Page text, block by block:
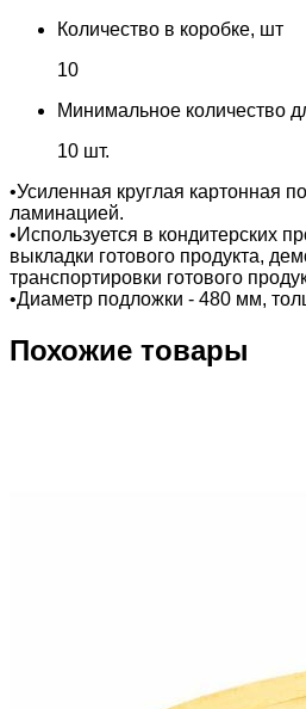
Количество в коробке, шт
10
Минимальное количество
10 шт.
•Усиленная круглая картонная
ламинацией.
•Используется в кондитерских
выкладки готового продукта,
транспортировки готового
•Диаметр подложки - 480 мм,
Похожие товары